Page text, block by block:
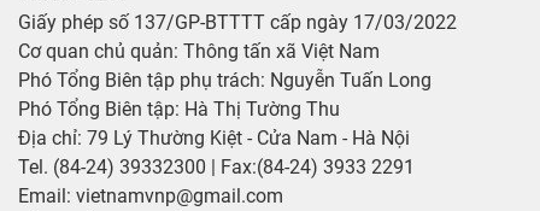
Giấy phép số 137/GP-BTTTT cấp ngày 17/03/2022
Cơ quan chủ quản: Thông tấn xã Việt Nam
Phó Tổng Biên tập phụ trách: Nguyễn Tuấn Long
Phó Tổng Biên tập: Hà Thị Tường Thu
Địa chỉ: 79 Lý Thường Kiệt - Cửa Nam - Hà Nội
Tel. (84-24) 39332300 | Fax:(84-24) 3933 2291
Email: vietnamvnp@gmail.com